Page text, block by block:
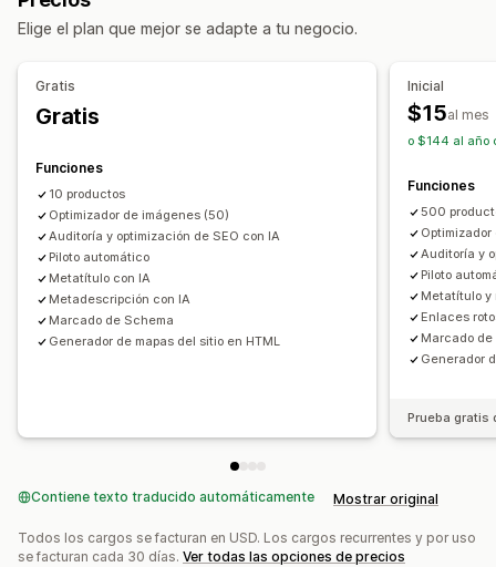
Carga lenta
Indexación de páginas Metaetiqueta
Edición masiva
Optimización de la imagen
Optimización de la velocidad
Monitorear el rendimiento
Puntuación SEO Auditorías
Información útil y consejos
Informes y estadísticas
Análisis de contenido
Tráfico del sitio web
Elige el plan que mejor se adapte a tu negocio.
Gratis
Gratis
Funciones
10 productos
Optimizador de imágenes (50)
Auditoría y optimización de SEO con IA
Piloto automático
Metatítulo con IA
Metadescripción con IA
Marcado de Schema
Generador de mapas del sitio en HTML
Inicial
$15al mes
o $144 al año
Funciones
500
Auditoría y
Piloto
Metatítulo y
Enlaces
Marcado
Generador
Prueba gratis
Contiene texto traducido automáticamente Mostrar original
Todos los cargos se facturan en USD. Los cargos recurrentes y por uso
se facturan cada 30 días. Ver todas las opciones de precios